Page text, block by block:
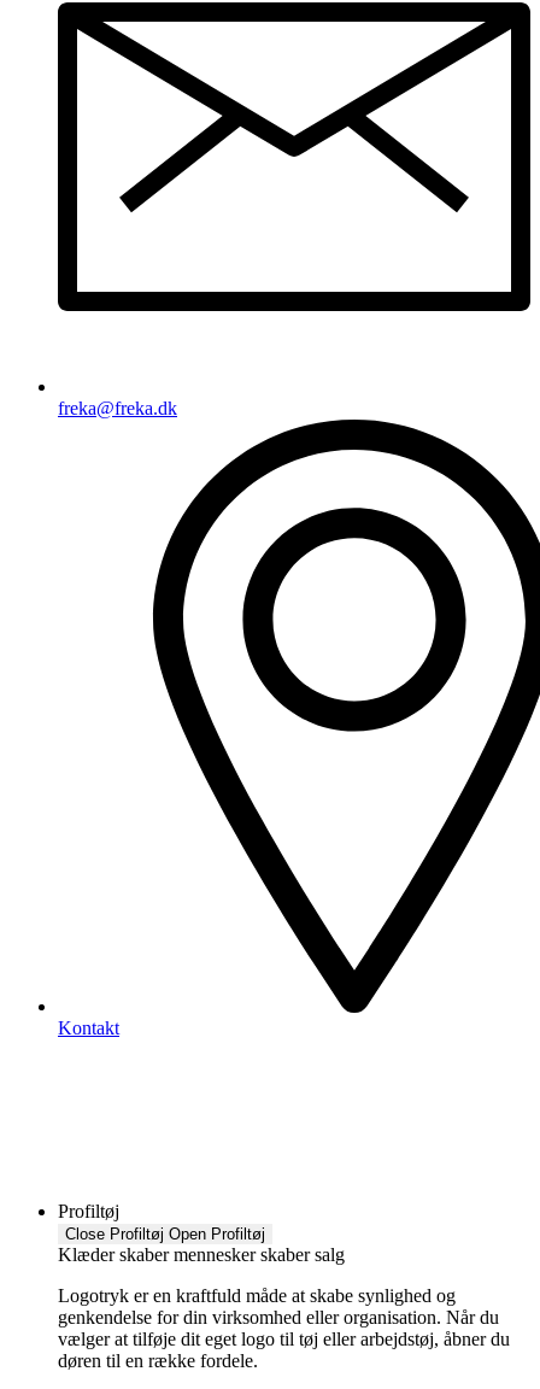
freka@freka.dk
Kontakt
Profiltøj
Close Profiltøj Open Profiltøj
Klæder skaber mennesker skaber salg
Logotryk er en kraftfuld måde at skabe synlighed og
genkendelse for din virksomhed eller organisation. Når du
vælger at tilføje dit eget logo til tøj eller arbejdstøj, åbner du
døren til en række fordele.